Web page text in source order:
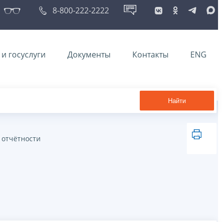
8-800-222-2222
госуслуги Документы Контакты ENG
Найти